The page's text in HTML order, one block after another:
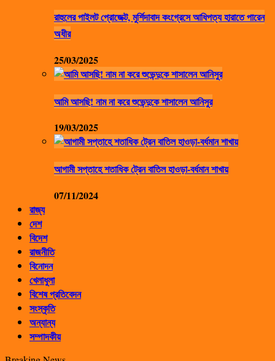
রাহুলের পাইলট প্রোজেক্ট, মুর্শিদাবাদ কংগ্রেসে আধিপত্য হারাতে পারেন
অধীর
25/03/2025
আমি আসছি! নাম না করে শুভেন্দুকে শাসালেন আনিসুর
19/03/2025
আগামী সপ্তাহে শতাধিক ট্রেন বাতিল হাওড়া-বর্ধমান শাখায়
07/11/2024
রাজ্য
দেশ
বিদেশ
রাজনীতি
বিনোদন
খেলাধুলা
বিশেষ প্রতিবেদন
সংস্কৃতি
অন্যান্য
সম্পাদকীয়